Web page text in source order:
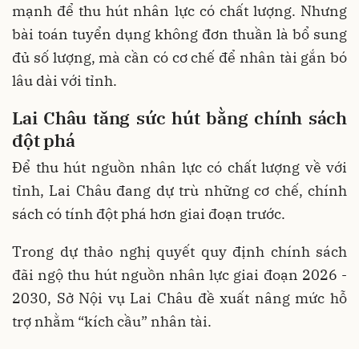
mạnh để thu hút nhân lực có chất lượng. Nhưng
bài toán tuyển dụng không đơn thuần là bổ sung
đủ số lượng, mà cần có cơ chế để nhân tài gắn bó
lâu dài với tỉnh.
Lai Châu tăng sức hút bằng chính sách
đột phá
Để thu hút nguồn nhân lực có chất lượng về với
tỉnh, Lai Châu đang dự trù những cơ chế, chính
sách có tính đột phá hơn giai đoạn trước.
Trong dự thảo nghị quyết quy định chính sách
đãi ngộ thu hút nguồn nhân lực giai đoạn 2026 -
2030, Sở Nội vụ Lai Châu đề xuất nâng mức hỗ
trợ nhằm “kích cầu” nhân tài.